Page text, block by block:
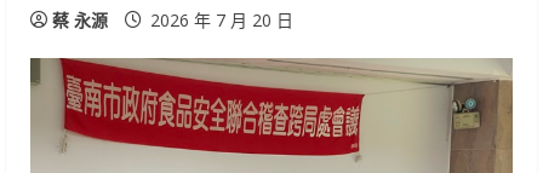
蔡 永源 2026 年 7 月 20 日